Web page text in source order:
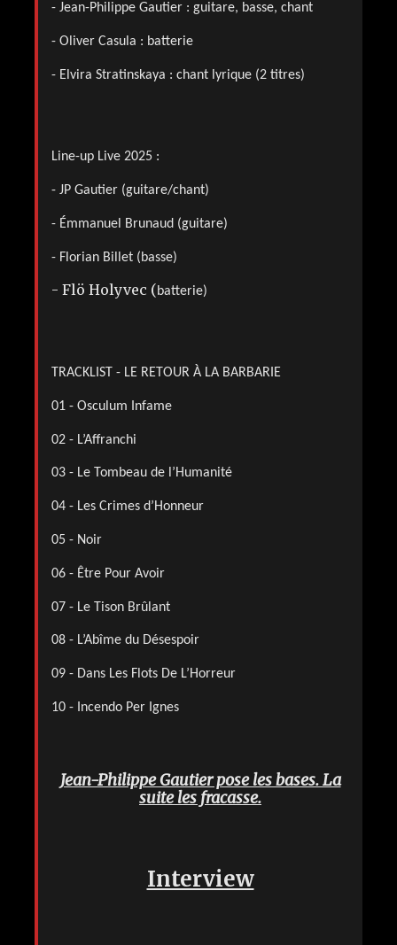
- Jean-Philippe Gautier : guitare, basse, chant
- Oliver Casula : batterie
- Elvira Stratinskaya : chant lyrique (2 titres)
Line-up Live 2025 :
- JP Gautier (guitare/chant)
- Émmanuel Brunaud (guitare)
- Florian Billet (basse)
- Flö Holyvec (batterie)
TRACKLIST - LE RETOUR À LA BARBARIE
01 - Osculum Infame
02 - L’Affranchi
03 - Le Tombeau de l’Humanité
04 - Les Crimes d’Honneur
05 - Noir
06 - Être Pour Avoir
07 - Le Tison Brûlant
08 - L’Abîme du Désespoir
09 - Dans Les Flots De L’Horreur
10 - Incendo Per Ignes
Jean-Philippe Gautier pose les bases. La
suite les fracasse.
Interview